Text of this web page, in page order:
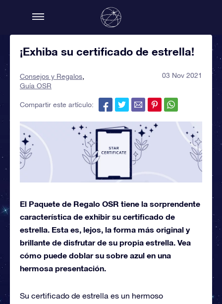
¡Exhiba su certificado de estrella!
Consejos y Regalos
Guía OSR
03 Nov 2021
Compartir este artículo:
El Paquete de Regalo OSR tiene la sorprendente
característica de exhibir su certificado de
estrella. Esta es, lejos, la forma más original y
brillante de disfrutar de su propia estrella. Vea
cómo puede doblar su sobre azul en una
hermosa presentación.
Su certificado de estrella es un hermoso